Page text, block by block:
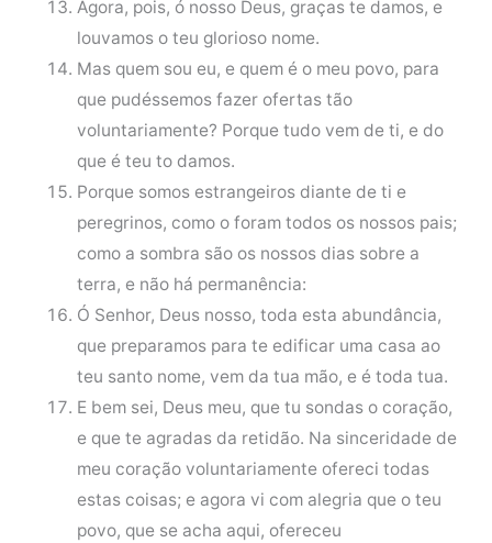
Agora, pois, ó nosso Deus, graças te damos, e
louvamos o teu glorioso nome.
Mas quem sou eu, e quem é o meu povo, para
que pudéssemos fazer ofertas tão
voluntariamente? Porque tudo vem de ti, e do
que é teu to damos.
Porque somos estrangeiros diante de ti e
peregrinos, como o foram todos os nossos pais;
como a sombra são os nossos dias sobre a
terra, e não há permanência:
Ó Senhor, Deus nosso, toda esta abundância,
que preparamos para te edificar uma casa ao
teu santo nome, vem da tua mão, e é toda tua.
E bem sei, Deus meu, que tu sondas o coração,
e que te agradas da retidão. Na sinceridade de
meu coração voluntariamente ofereci todas
estas coisas; e agora vi com alegria que o teu
povo, que se acha aqui, ofereceu